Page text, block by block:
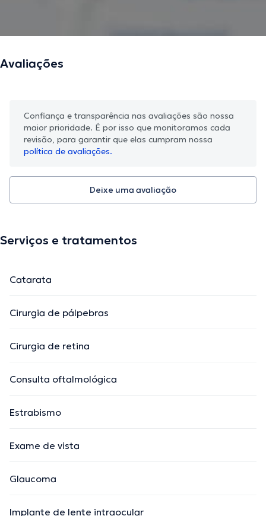
Avaliações
Confiança e transparência nas avaliações são nossa
maior prioridade. É por isso que monitoramos cada
revisão, para garantir que elas cumpram nossa
política de avaliações.
Deixe uma avaliação
Serviços e tratamentos
Catarata
Cirurgia de pálpebras
Cirurgia de retina
Consulta oftalmológica
Estrabismo
Exame de vista
Glaucoma
Implante de lente intraocular